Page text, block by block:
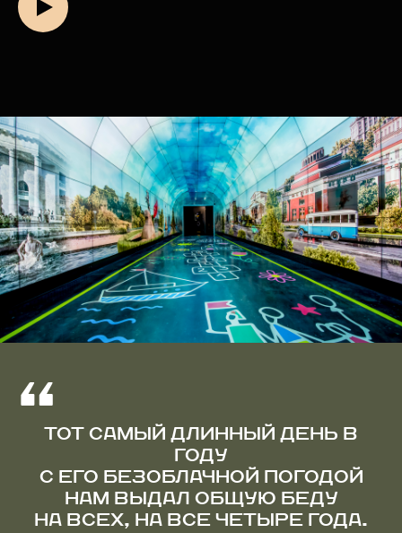
ТОТ САМЫЙ ДЛИННЫЙ ДЕНЬ В
ГОДУ
С ЕГО БЕЗОБЛАЧНОЙ ПОГОДОЙ
НАМ ВЫДАЛ ОБЩУЮ БЕДУ
НА ВСЕХ, НА ВСЕ ЧЕТЫРЕ ГОДА.